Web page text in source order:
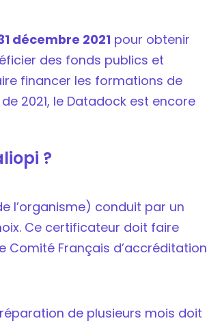
décembre 2021 pour obtenir
des fonds publics et
financer les formations de
2021, le Datadock est encore
?
l’organisme) conduit par un
Ce certificateur doit faire
Français d’accréditation
de plusieurs mois doit